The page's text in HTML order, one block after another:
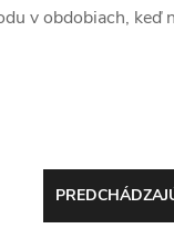
v obdobiach, keď